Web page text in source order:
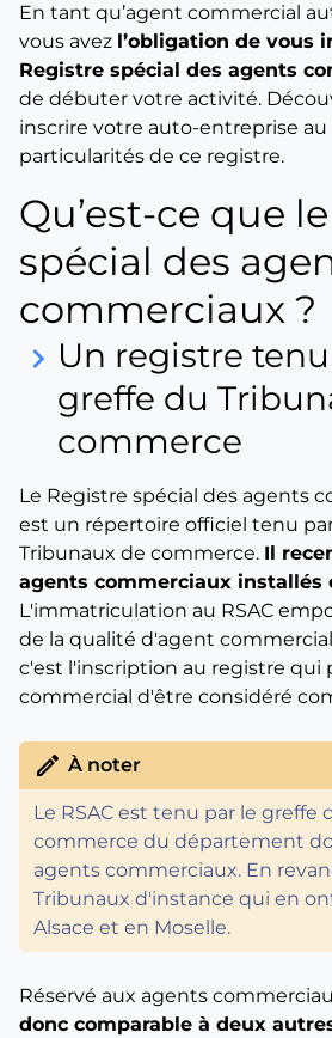
En tant qu’agent commercial
vous avez l’obligation de vous
Registre spécial des agents
de débuter votre activité.
inscrire votre auto-entreprise au
particularités de ce registre.
Qu’est-ce que
spécial des
commerciaux ?
keyboard_arrow_right Un registre
greffe du
commerce
Le Registre spécial des agents
est un répertoire officiel tenu
Tribunaux de commerce. Il
agents commerciaux installés
L'immatriculation au RSAC
de la qualité d'agent
c'est l'inscription au registre qui
commercial d'être considéré
edit À noter
Le RSAC est tenu par le greffe
commerce du département
agents commerciaux. En
Tribunaux d'instance qui en
Alsace et en Moselle.
Réservé aux agents
donc comparable à deux